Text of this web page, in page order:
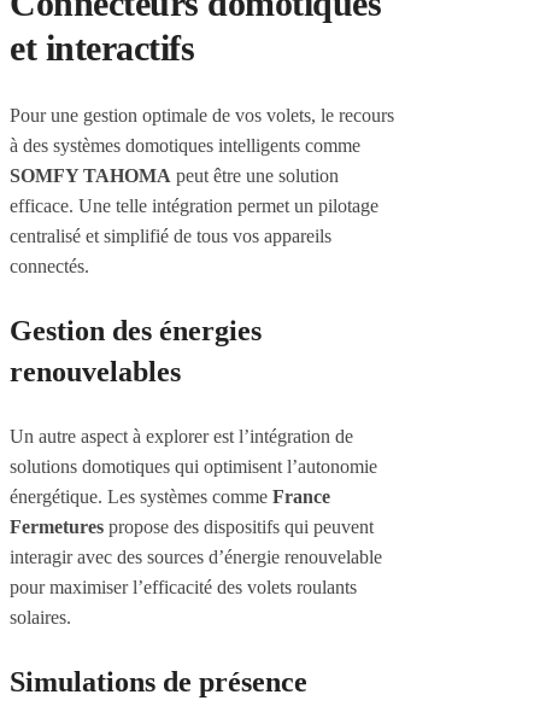
et interactifs
Pour une gestion optimale de vos volets, le recours
à des systèmes domotiques intelligents comme
SOMFY TAHOMA peut être une solution
efficace. Une telle intégration permet un pilotage
centralisé et simplifié de tous vos appareils
connectés.
Gestion des énergies
renouvelables
Un autre aspect à explorer est l’intégration de
solutions domotiques qui optimisent l’autonomie
énergétique. Les systèmes comme France
Fermetures propose des dispositifs qui peuvent
interagir avec des sources d’énergie renouvelable
pour maximiser l’efficacité des volets roulants
solaires.
Simulations de présence